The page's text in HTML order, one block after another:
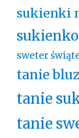
sukienki
sweter
tanie
tanie
tanie